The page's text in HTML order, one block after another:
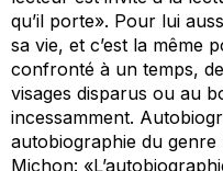
qu’il porte». Pour lui
sa vie, et c’est la même
confronté à un temps,
visages disparus ou au
incessamment.
autobiographie du
Michon: